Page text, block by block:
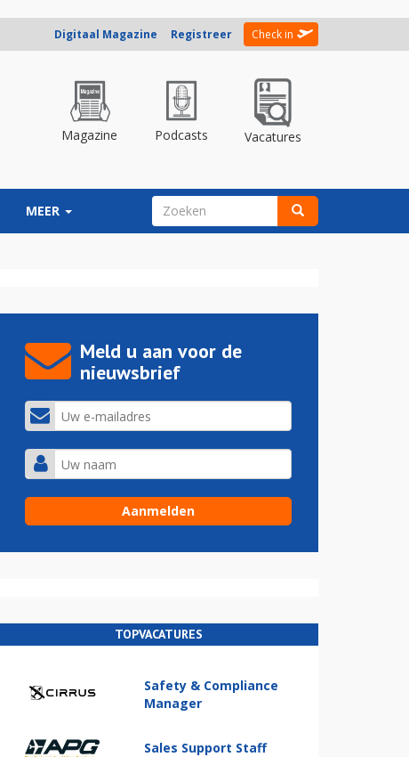
Digitaal Magazine Registreer Check in
Magazine Podcasts Vacatures
MEER ZOEKVELD
Meld u aan voor de
nieuwsbrief
TOPVACATURES
Safety & Compliance
Manager
Sales Support Staff